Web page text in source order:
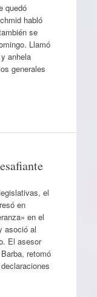
quedó
habló
se
Llamó
anhela
generales
el
en
en el
asoció al
El asesor
retomó